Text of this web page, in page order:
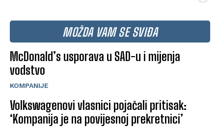
MOŽDA VAM SE SVIĐA
McDonald’s usporava u SAD-u i mijenja
vodstvo
KOMPANIJE
Volkswagenovi vlasnici pojačali pritisak:
‘Kompanija je na povijesnoj prekretnici’